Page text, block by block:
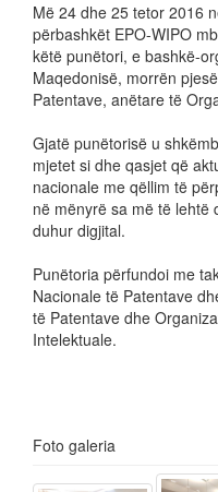
Më 24 dhe 25 tetor 2016
përbashkët EPO-WIPO
këtë punëtori, e bashkë-
Maqedonisë, morrën
Patentave, anëtare të
Gjatë punëtorisë u
mjetet si dhe qasjet që
nacionale me qëllim të
në mënyrë sa më të lehtë
duhur digjital.
Punëtoria përfundoi me
Nacionale të Patentave
të Patentave dhe
Intelektuale.
Foto galeria